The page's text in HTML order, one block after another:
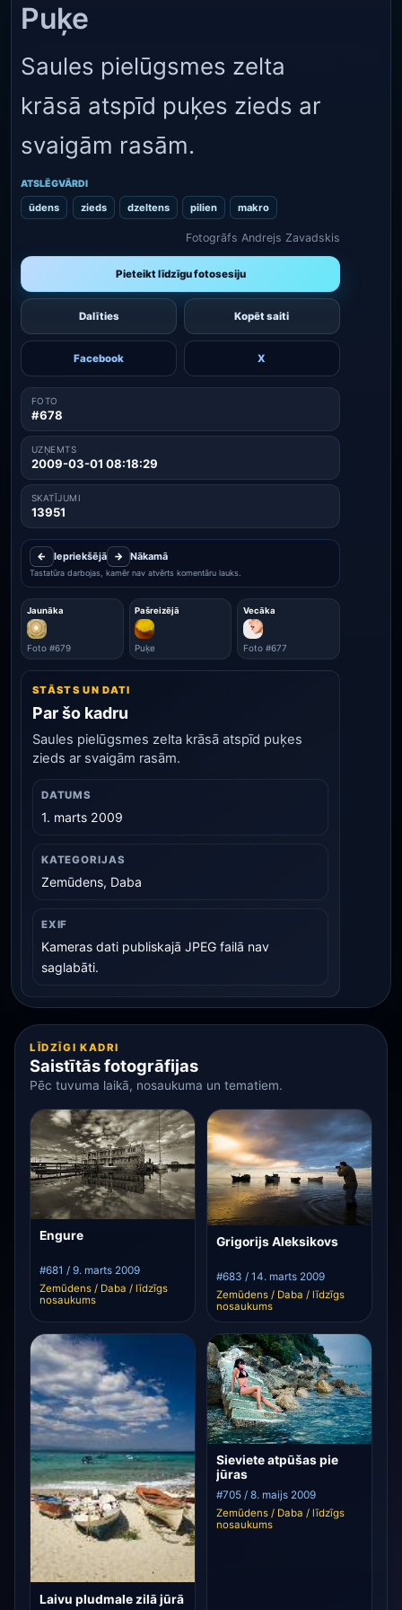
Puķe
Saules pielūgsmes zelta
krāsā atspīd puķes zieds ar
svaigām rasām.
ATSLĒGVĀRDI
ūdens zieds dzeltens pilien makro
Fotogrāfs Andrejs Zavadskis
Pieteikt līdzīgu fotosesiju
Dalīties Kopēt saiti
Facebook X
FOTO
#678
UZŅEMTS
2009-03-01 08:18:29
SKATĪJUMI
13951
← Iepriekšējā → Nākamā
Tastatūra darbojas, kamēr nav atvērts komentāru lauks.
Jaunāka
Foto #679
Pašreizējā
Puķe
Vecāka
Foto #677
STĀSTS UN DATI
Par šo kadru
Saules pielūgsmes zelta krāsā atspīd puķes
zieds ar svaigām rasām.
DATUMS
1. marts 2009
KATEGORIJAS
Zemūdens, Daba
EXIF
Kameras dati publiskajā JPEG failā nav
saglabāti.
LĪDZĪGI KADRI
Saistītās fotogrāfijas
Pēc tuvuma laikā, nosaukuma un tematiem.
Engure
#681 / 9. marts 2009
Zemūdens / Daba / līdzīgs
nosaukums
Grigorijs Aleksikovs
#683 / 14. marts 2009
Zemūdens / Daba / līdzīgs
nosaukums
Laivu pludmale zilā jūrā
Sieviete atpūšas pie
jūras
#705 / 8. maijs 2009
Zemūdens / Daba / līdzīgs
nosaukums